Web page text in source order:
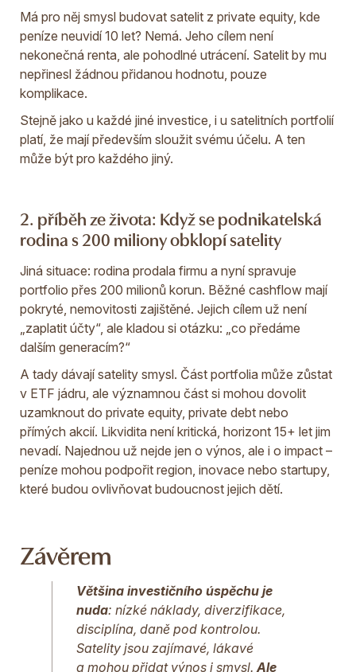
Má pro něj smysl budovat satelit z private equity, kde
peníze neuvidí 10 let? Nemá. Jeho cílem není
nekonečná renta, ale pohodlné utrácení. Satelit by mu
nepřinesl žádnou přidanou hodnotu, pouze
komplikace.
Stejně jako u každé jiné investice, i u satelitních portfolií
platí, že mají především sloužit svému účelu. A ten
může být pro každého jiný.
2. příběh ze života: Když se podnikatelská
rodina s 200 miliony obklopí satelity
Jiná situace: rodina prodala firmu a nyní spravuje
portfolio přes 200 milionů korun. Běžné cashflow mají
pokryté, nemovitosti zajištěné. Jejich cílem už není
„zaplatit účty“, ale kladou si otázku: „co předáme
dalším generacím?“
A tady dávají satelity smysl. Část portfolia může zůstat
v ETF jádru, ale významnou část si mohou dovolit
uzamknout do private equity, private debt nebo
přímých akcií. Likvidita není kritická, horizont 15+ let jim
nevadí. Najednou už nejde jen o výnos, ale i o impact –
peníze mohou podpořit region, inovace nebo startupy,
které budou ovlivňovat budoucnost jejich dětí.
Závěrem
Většina investičního úspěchu je
nuda: nízké náklady, diverzifikace,
disciplína, daně pod kontrolou.
Satelity jsou zajímavé, lákavé
a mohou přidat výnos i smysl. Ale